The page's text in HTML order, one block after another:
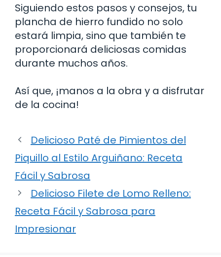
Siguiendo estos pasos y consejos, tu
plancha de hierro fundido no solo
estará limpia, sino que también te
proporcionará deliciosas comidas
durante muchos años.
Así que, ¡manos a la obra y a disfrutar
de la cocina!
Delicioso Paté de Pimientos del
Piquillo al Estilo Arguiñano: Receta
Fácil y Sabrosa
Delicioso Filete de Lomo Relleno:
Receta Fácil y Sabrosa para
Impresionar